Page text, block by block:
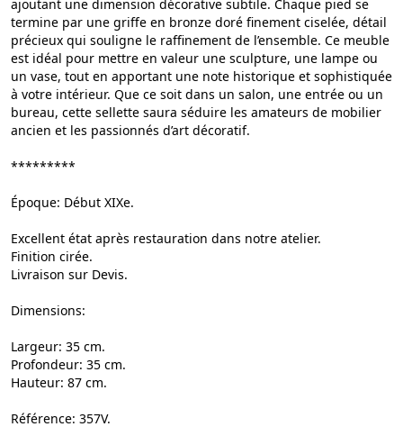
ajoutant une dimension décorative subtile. Chaque pied se
termine par une griffe en bronze doré finement ciselée, détail
précieux qui souligne le raffinement de l’ensemble. Ce meuble
est idéal pour mettre en valeur une sculpture, une lampe ou
un vase, tout en apportant une note historique et sophistiquée
à votre intérieur. Que ce soit dans un salon, une entrée ou un
bureau, cette sellette saura séduire les amateurs de mobilier
ancien et les passionnés d’art décoratif.
*********
Époque: Début XIXe.
Excellent état après restauration dans notre atelier.
Finition cirée.
Livraison sur Devis.
Dimensions:
Largeur: 35 cm.
Profondeur: 35 cm.
Hauteur: 87 cm.
Référence: 357V.